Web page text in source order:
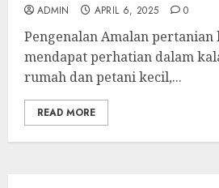
ADMIN APRIL 6, 2025 0
Pengenalan Amalan
mendapat perhatian dalam
rumah dan petani kecil,...
READ MORE